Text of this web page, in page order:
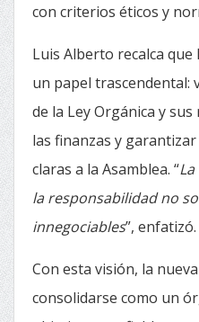
con criterios éticos y
Luis Alberto recalca que
un papel trascendental:
de la Ley Orgánica y
las finanzas y
claras a la Asamblea. “
la responsabilidad no
innegociables”, enfatizó.
Con esta visión, la
consolidarse como un